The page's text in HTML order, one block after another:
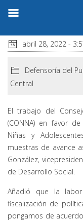
abril 28, 2022 -
Defensoría del
Central
El trabajo del
(CONNA) en favor
Niñas y
muestras de avance
González,
de Desarrollo Social.
Añadió que la
fiscalización de
pongamos de